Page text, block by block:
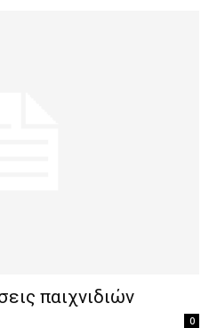
παιχνιδιών
0